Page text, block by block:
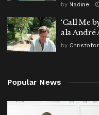
by Nadine
‘Call Me
ala André
by
Popular News